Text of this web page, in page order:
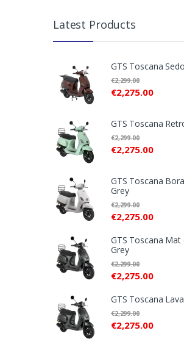
Latest Products
GTS Toscana
€2,275.00
€2,299.00
GTS Toscana
€2,275.00
€2,299.00
GTS Toscana
Grey
€2,275.00
€2,299.00
GTS Toscana Mat
Grey
€2,275.00
€2,299.00
GTS Toscana
€2,275.00
€2,299.00